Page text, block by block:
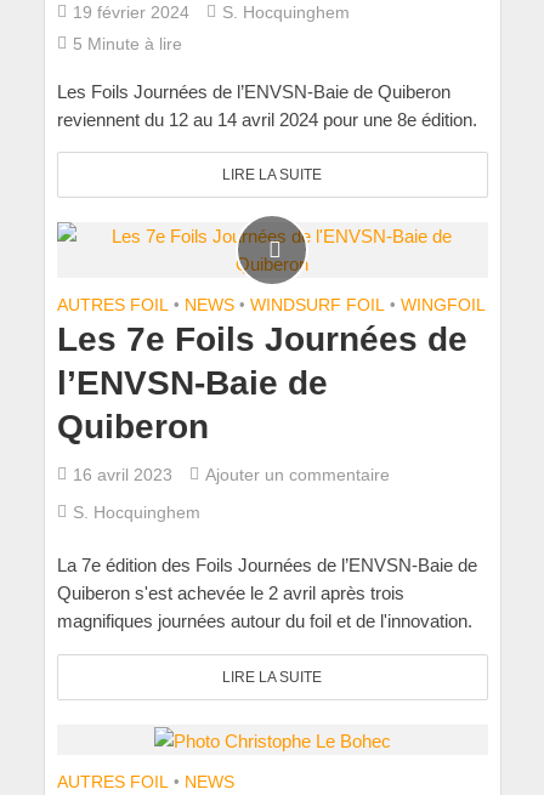
19 février 2024
S. Hocquinghem
5 Minute à lire
Les Foils Journées de l’ENVSN-Baie de Quiberon
reviennent du 12 au 14 avril 2024 pour une 8e édition.
LIRE LA SUITE
AUTRES FOIL • NEWS • WINDSURF FOIL • WINGFOIL
Les 7e Foils Journées de
l’ENVSN-Baie de
Quiberon
16 avril 2023
Ajouter un commentaire
S. Hocquinghem
La 7e édition des Foils Journées de l’ENVSN-Baie de
Quiberon s'est achevée le 2 avril après trois
magnifiques journées autour du foil et de l'innovation.
LIRE LA SUITE
AUTRES FOIL • NEWS